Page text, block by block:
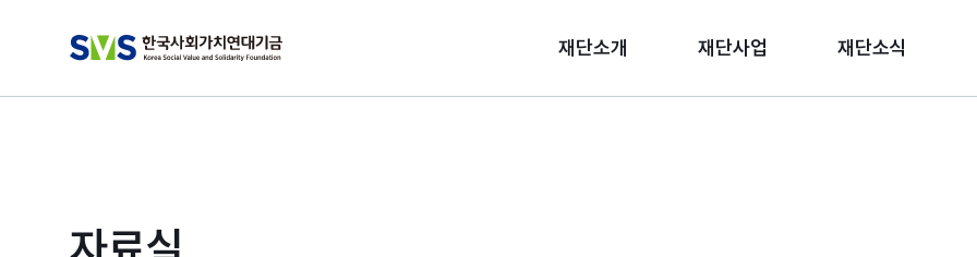
재단소개 재단사업 재단소식